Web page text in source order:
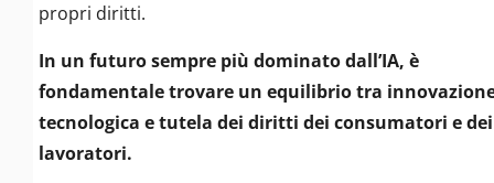
propri diritti.
In un futuro sempre più dominato dall’IA, è
fondamentale trovare un equilibrio tra
tecnologica e tutela dei diritti dei consumatori e dei
lavoratori.